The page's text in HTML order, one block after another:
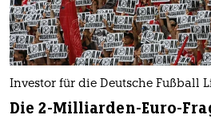
Investor für die Deutsche Fußball
Die 2-Milliarden-Euro-